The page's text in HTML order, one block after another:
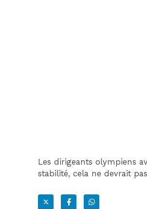
Les dirigeants olympiens
stabilité, cela ne devrait